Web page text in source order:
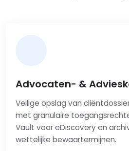
Advocaten- &
Veilige opslag van
met granulaire
Vault voor eDiscovery en
wettelijke bewaartermijnen.